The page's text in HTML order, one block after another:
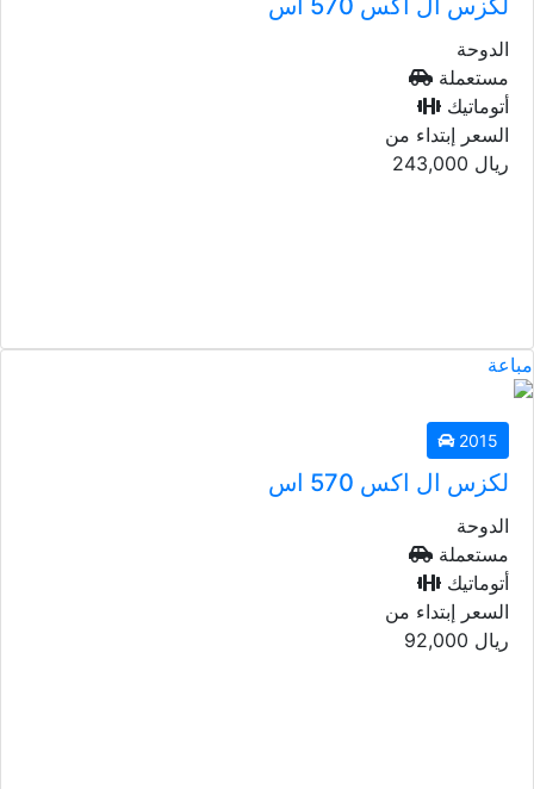
2015
92,000ريال
لكزس ال اكس 570 اس
الدوحة
مستعملة
أتوماتيك
السعر إبتداء من
243,000 ريال
مباعة
2015
لكزس ال اكس 570 اس
الدوحة
مستعملة
أتوماتيك
السعر إبتداء من
92,000 ريال